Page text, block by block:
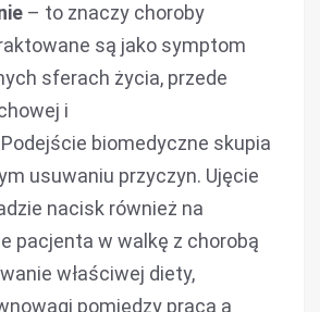
– to znaczy choroby
są jako symptom
sferach życia, przede
i
biomedyczne skupia
usuwaniu przyczyn. Ujęcie
nacisk również na
pacjenta w walkę z chorobą
właściwej diety,
pomiędzy pracą a